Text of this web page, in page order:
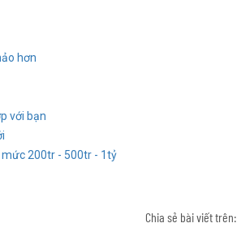
hơn
với bạn
mức 200tr - 500tr - 1tỷ
Chia sẻ bài viết trên: